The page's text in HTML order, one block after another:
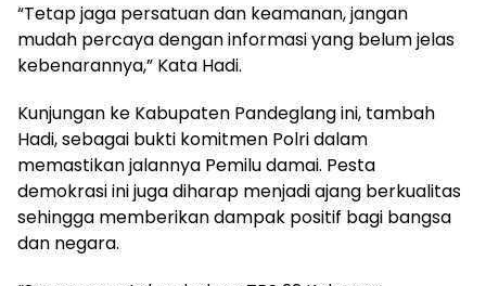
“Tetap jaga persatuan dan keamanan, jangan
mudah percaya dengan informasi yang belum jelas
kebenarannya,” Kata Hadi.
Kunjungan ke Kabupaten Pandeglang ini, tambah
Hadi, sebagai bukti komitmen Polri dalam
memastikan jalannya Pemilu damai. Pesta
demokrasi ini juga diharap menjadi ajang berkualitas
sehingga memberikan dampak positif bagi bangsa
dan negara.